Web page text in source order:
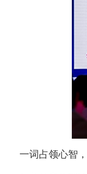
一词占领心智，